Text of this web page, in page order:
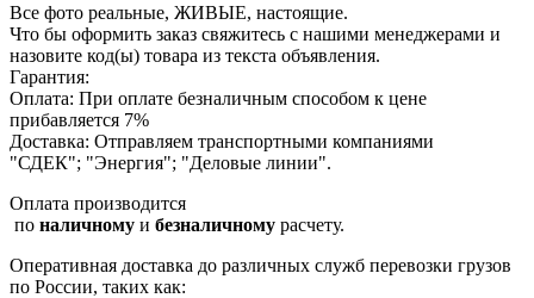
Все фото реальные, ЖИВЫЕ, настоящие.
Что бы оформить заказ свяжитесь с нашими менеджерами и
назовите код(ы) товара из текста объявления.
Гарантия:
Оплата: При оплате безналичным способом к цене
прибавляется 7%
Доставка: Отправляем транспортными компаниями
"СДЕК"; "Энергия"; "Деловые линии".
Оплата производится
по наличному и безналичному расчету.
Оперативная доставка до различных служб перевозки грузов
по России, таких как: